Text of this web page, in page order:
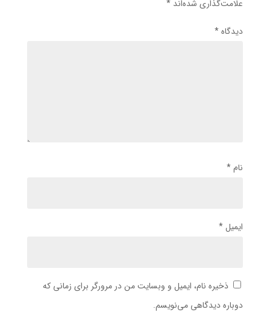
علامت‌گذاری شده‌اند *
دیدگاه*
نام*
ایمیل*
ذخیره نام، ایمیل و وبسایت من در مرورگر برای زمانی که
دوباره دیدگاهی می‌نویسم.